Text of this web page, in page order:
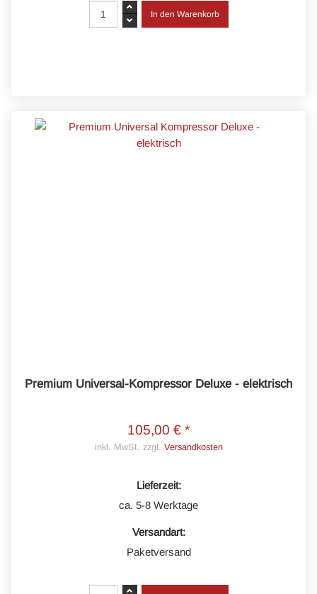
Premium Universal-Kompressor Deluxe - elektrisch
105,00 € *
inkl. MwSt. zzgl. Versandkosten
Lieferzeit:
ca. 5-8 Werktage
Versandart:
Paketversand